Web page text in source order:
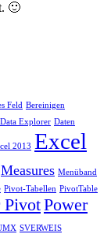
🙂
Feld Bereinigen
Data Explorer Daten
2013 Excel
Measures Menüband
Pivot-Tabellen PivotTable
PivotPower
SVERWEIS